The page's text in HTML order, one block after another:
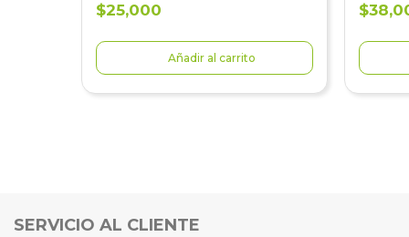
$25,000
Añadir al carrito
SERVICIO AL CLIENTE